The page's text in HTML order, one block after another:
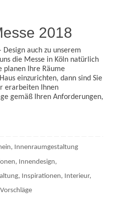
2018
auch zu unserem
die Messe in Köln natürlich
planen Ihre Räume
einzurichten, dann sind Sie
erarbeiten Ihnen
gemäß Ihren Anforderungen,
, Innenraumgestaltung
, Innendesign,
, Inspirationen, Interieur,
Vorschläge